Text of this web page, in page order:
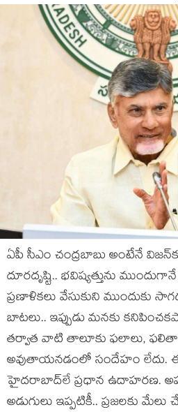
ఏపీ సీఎం చంద్ర‌బాబు అంటేనే
దూర‌దృష్టి.. భ‌విష్య‌త్తును
ప్ర‌ణాళిక‌లు వేసుకుని ముందుకు
బాటలు.. ఇప్పుడు మ‌న‌కు
త‌ర్వాత వాటి తాలూకు ఫ‌లాలు,
అవుతాయ‌న‌డంలో సందేహం
హైద‌రాబాద్‌లే ప్ర‌ధాన ఉదాహ‌ర‌ణ‌.
అడుగులు ఇప్ప‌టికీ.. ప్ర‌జ‌లకు మేలు